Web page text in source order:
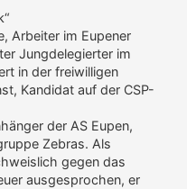
Arbeiter im Eupener
Jungdelegierter im
in der freiwilligen
Kandidat auf der CSP-
der AS Eupen,
Zebras. Als
gegen das
ausgesprochen, er